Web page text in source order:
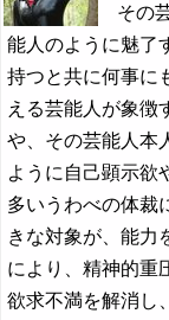
その
能人のように魅了
持つと共に何事に
える芸能人が象徴
や、その芸能人本
ように自己顕示欲
多いうわべの体裁
きな対象が、能力
により、精神的重
欲求不満を解消し